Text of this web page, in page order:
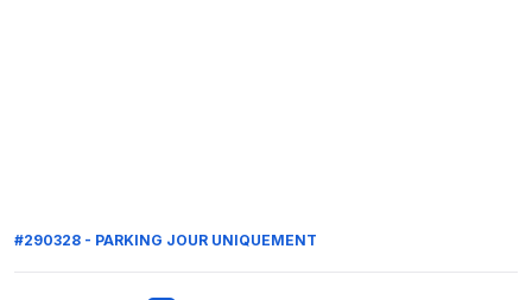
#290328 - PARKING JOUR UNIQUEMENT